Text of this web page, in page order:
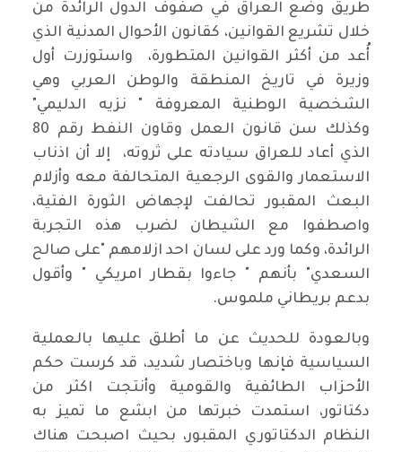
طريق وضع العراق في صفوف الدول الرائدة من
خلال تشريع القوانين، كقانون الأحوال المدنية الذي
أُعد من أكثر القوانين المتطورة، واستوزرت أول
وزيرة في تاريخ المنطقة والوطن العربي وهي
الشخصية الوطنية المعروفة " نزيه الدليمي"
وكذلك سن قانون العمل وقاون النفط رقم 80
الذي أعاد للعراق سيادته على ثروته، إلا أن اذناب
الاستعمار والقوى الرجعية المتحالفة معه وأزلام
البعث المقبور تحالفت لإجهاض الثورة الفتية،
واصطفوا مع الشيطان لضرب هذه التجربة
الرائدة، وكما ورد على لسان احد ازلامهم "على صالح
السعدي" بأنهم " جاءوا بقطار امريكي " وأقول
بدعم بريطاني ملموس.
وبالعودة للحديث عن ما أطلق عليها بالعملية
السياسية فإنها وباختصار شديد، قد كرست حكم
الأحزاب الطائفية والقومية وأنتجت اكثر من
دكتاتور، استمدت خبرتها من ابشع ما تميز به
النظام الدكتاتوري المقبور، بحيث اصبحت هناك